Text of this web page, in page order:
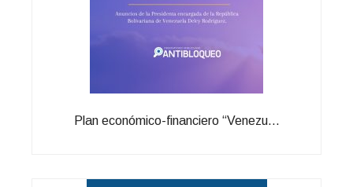
Plan económico-financiero “Venezu...